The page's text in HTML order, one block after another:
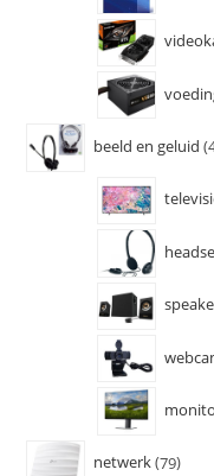
beeld en geluid
netwerk 79